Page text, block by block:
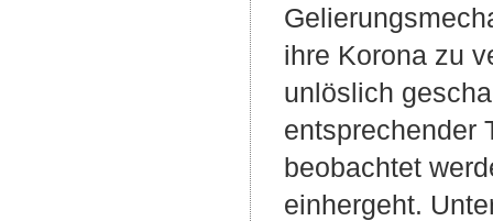
ihre Korona zu
unlöslich
entsprechender
beobachtet
einhergeht.